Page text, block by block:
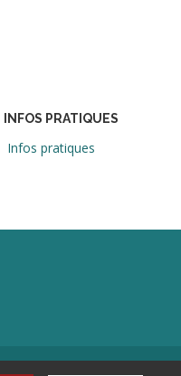
INFOS PRATIQUES
Infos pratiques